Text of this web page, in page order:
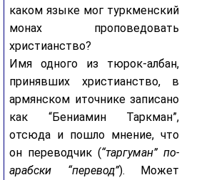
каком языке мог туркменский
монах проповедовать
христианство?
Имя одного из тюрок-албан,
принявших христианство, в
армянском иточнике записано
как “Бениамин Таркман”,
отсюда и пошло мнение, что
он переводчик (“таргуман” по-
арабски “перевод”). Может